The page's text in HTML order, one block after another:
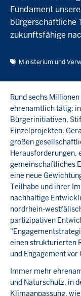
Fundament
bürgerschaftliche
zukunftsfähige
Ministerium und
Rund sechs
ehrenamtlich tätig:
Bürgerinitiativen,
Einzelprojekten.
großen
Herausforderungen,
gemeinschaftliches
eine neue
Teilhabe und ihrer
nachhaltige
nordrhein-
partizipativen
einen strukturierten
und Engagement
Immer mehr
und Naturschutz, in
Klimaanpassung,